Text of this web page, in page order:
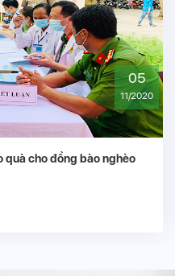
31
08/2020
19-8 lần thứ XV